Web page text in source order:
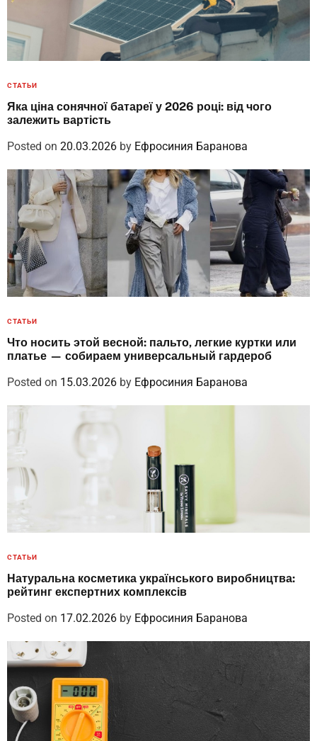
СТАТЬИ
Яка ціна сонячної батареї у 2026 році: від чого
залежить вартість
Posted on 20.03.2026 by Ефросиния Баранова
СТАТЬИ
Что носить этой весной: пальто, легкие куртки или
платье — собираем универсальный гардероб
Posted on 15.03.2026 by Ефросиния Баранова
СТАТЬИ
Натуральна косметика українського виробництва:
рейтинг експертних комплексів
Posted on 17.02.2026 by Ефросиния Баранова